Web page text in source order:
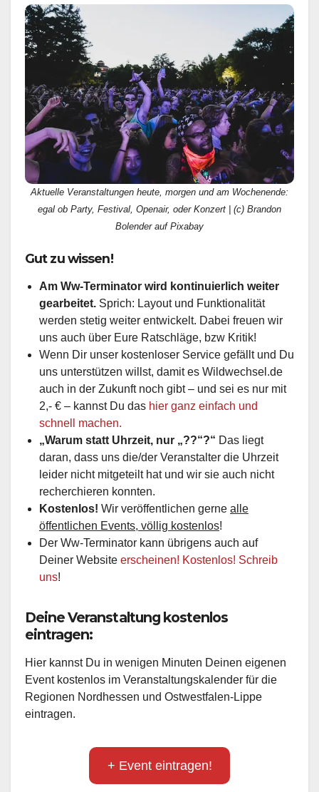
Aktuelle Veranstaltungen heute, morgen und am Wochenende:
egal ob Party, Festival, Openair, oder Konzert | (c) Brandon
Bolender auf Pixabay
Gut zu wissen!
Am Ww-Terminator wird kontinuierlich weiter
gearbeitet. Sprich: Layout und Funktionalität
werden stetig weiter entwickelt. Dabei freuen wir
uns auch über Eure Ratschläge, bzw Kritik!
Wenn Dir unser kostenloser Service gefällt und Du
uns unterstützen willst, damit es Wildwechsel.de
auch in der Zukunft noch gibt – und sei es nur mit
2,- € – kannst Du das hier ganz einfach und
schnell machen.
„Warum statt Uhrzeit, nur „??“?“ Das liegt
daran, dass uns die/der Veranstalter die Uhrzeit
leider nicht mitgeteilt hat und wir sie auch nicht
recherchieren konnten.
Kostenlos! Wir veröffentlichen gerne alle
öffentlichen Events, völlig kostenlos!
Der Ww-Terminator kann übrigens auch auf
Deiner Website erscheinen! Kostenlos! Schreib
uns!
Deine Veranstaltung kostenlos
eintragen:
Hier kannst Du in wenigen Minuten Deinen eigenen
Event kostenlos im Veranstaltungskalender für die
Regionen Nordhessen und Ostwestfalen-Lippe
eintragen.
+ Event eintragen!